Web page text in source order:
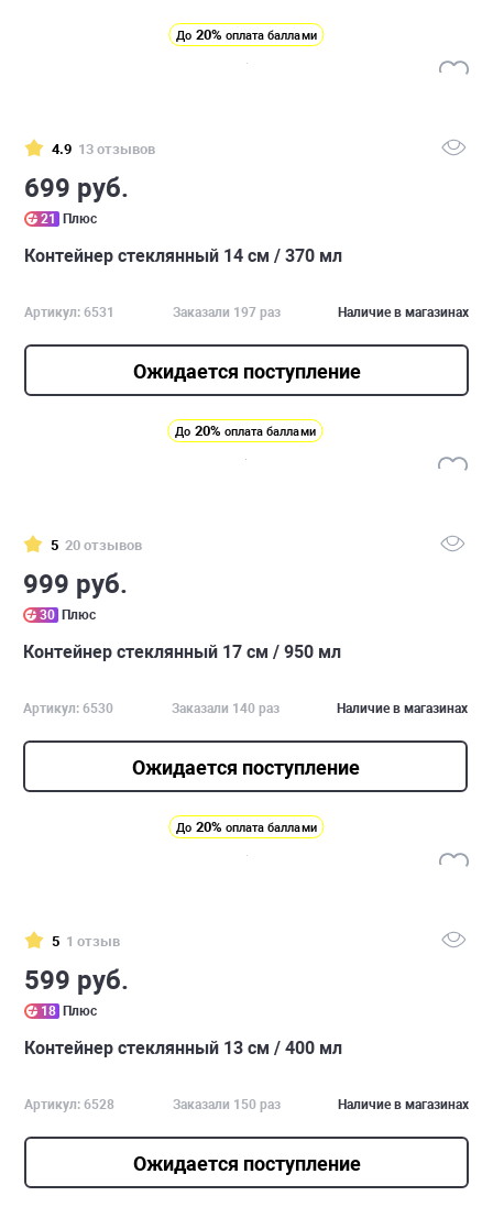
До 20% оплата баллами
4.9 13 отзывов
699 руб.
21 Плюс
Контейнер стеклянный 14 см / 370 мл
Артикул: 6531 Заказали 197 раз Наличие в магазинах
Ожидается поступление
До 20% оплата баллами
5 20 отзывов
999 руб.
30 Плюс
Контейнер стеклянный 17 см / 950 мл
Артикул: 6530 Заказали 140 раз Наличие в магазинах
Ожидается поступление
До 20% оплата баллами
5 1 отзыв
599 руб.
18 Плюс
Контейнер стеклянный 13 см / 400 мл
Артикул: 6528 Заказали 150 раз Наличие в магазинах
Ожидается поступление